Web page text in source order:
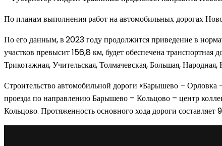
По планам выполнения работ на автомобильных дорогах
По его данным, в2023 году продолжится приведение в
участков превысит 156,8 км, будет обеспечена
Трикотажная, Учительская, Толмачевская, Большая,
Строительство автомобильной дороги «Барышево – Орловка
проезда по направлению Барышево – Кольцово – центр
Кольцово. Протяженность основного хода дороги